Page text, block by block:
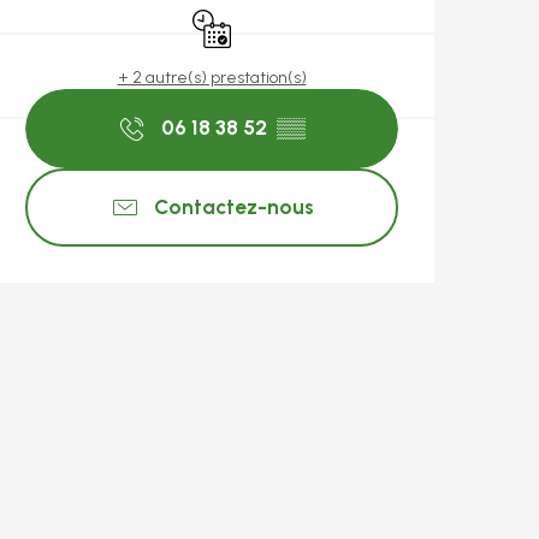
Uniquement sur réservation
+ 2 autre(s) prestation(s)
06 18 38 52 ▒▒
Contactez-nous